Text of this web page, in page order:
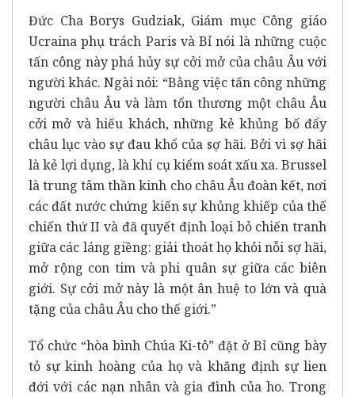
Đức Cha Borys Gudziak, Giám mục Công giáo
Ucraina phụ trách Paris và Bỉ nói là những cuộc
tấn công này phá hủy sự cởi mở của châu Âu với
người khác. Ngài nói: “Bằng việc tấn công những
người châu Âu và làm tổn thương một châu Âu
cởi mở và hiếu khách, những kẻ khủng bố đẩy
châu lục vào sự đau khổ của sợ hãi. Bởi vì sợ hãi
là kẻ lợi dụng, là khí cụ kiểm soát xấu xa. Brussel
là trung tâm thần kinh cho châu Âu đoàn kết, nơi
các đất nước chứng kiến sự khủng khiếp của thế
chiến thứ II và đã quyết định loại bỏ chiến tranh
giữa các láng giềng: giải thoát họ khỏi nỗi sợ hãi,
mở rộng con tim và phi quân sự giữa các biên
giới. Sự cởi mở này là một ân huệ to lớn và quà
tặng của châu Âu cho thế giới.”
Tổ chức “hòa bình Chúa Ki-tô” đặt ở Bỉ cũng bày
tỏ sự kinh hoàng của họ và khăng định sự lien
đới với các nạn nhân và gia đình của ho. Trong